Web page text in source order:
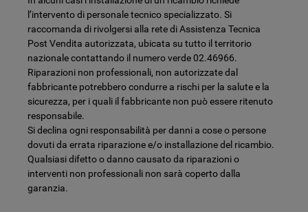
l’intervento di personale tecnico specializzato. Si
raccomanda di rivolgersi alla rete di Assistenza Tecnica
Post Vendita autorizzata, ubicata su tutto il territorio
nazionale contattando il numero verde 02.46966.
Riparazioni non professionali, non autorizzate dal
fabbricante potrebbero condurre a rischi per la salute e la
sicurezza, per i quali il fabbricante non può essere ritenuto
responsabile.
Si declina ogni responsabilità per danni a cose o persone
dovuti da errata riparazione e/o installazione del ricambio.
Qualsiasi difetto o danno causato da riparazioni o
interventi non professionali non sarà coperto dalla
garanzia.